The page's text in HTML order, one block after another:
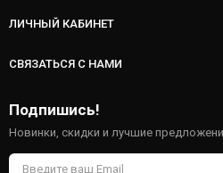
ЛИЧНЫЙ КАБИНЕТ
СВЯЗАТЬСЯ С НАМИ
Подпишись!
Новинки, скидки и лучшие